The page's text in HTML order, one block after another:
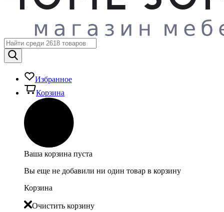
Избранное
Корзина
Ваша корзина пуста
Вы еще не добавили ни один товар в корзину
Корзина
Очистить корзину